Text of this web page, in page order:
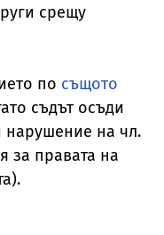
срещу
по същото
съдът осъди
нарушение на чл.
за правата на